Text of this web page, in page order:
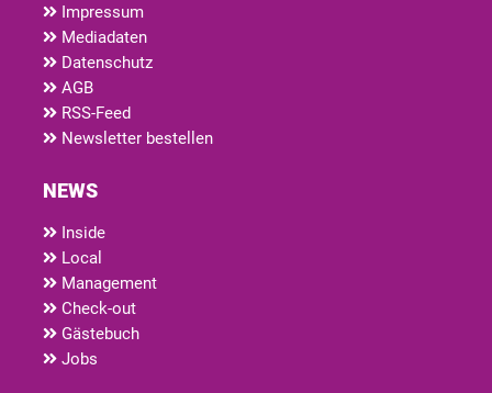
Impressum
Mediadaten
Datenschutz
AGB
RSS-Feed
Newsletter bestellen
NEWS
Inside
Local
Management
Check-out
Gästebuch
Jobs